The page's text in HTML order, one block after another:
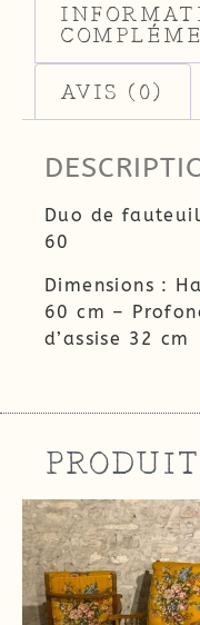
AVIS (0)
Duo de
60
Dimensions :
60 cm –
d’assise 32 cm